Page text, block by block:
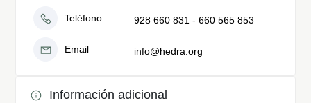
Teléfono 928 660 831 - 660 565 853
Email info@hedra.org
Información adicional